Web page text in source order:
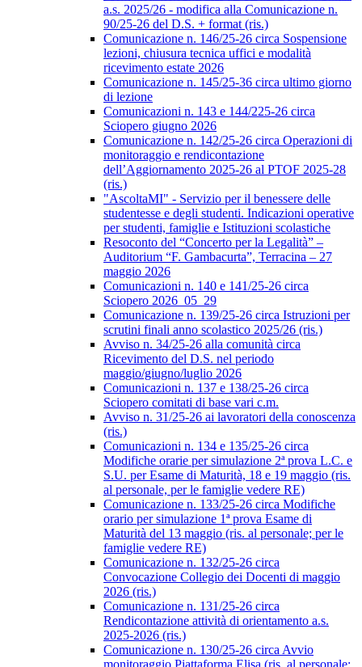
a.s. 2025/26 - modifica alla Comunicazione n.
90/25-26 del D.S. + format (ris.)
Comunicazione n. 146/25-26 circa Sospensione
lezioni, chiusura tecnica uffici e modalità
ricevimento estate 2026
Comunicazione n. 145/25-36 circa ultimo giorno
di lezione
Comunicazioni n. 143 e 144/225-26 circa
Sciopero giugno 2026
Comunicazione n. 142/25-26 circa Operazioni di
monitoraggio e rendicontazione
dell’Aggiornamento 2025-26 al PTOF 2025-28
(ris.)
"AscoltaMI" - Servizio per il benessere delle
studentesse e degli studenti. Indicazioni operative
per studenti, famiglie e Istituzioni scolastiche
Resoconto del “Concerto per la Legalità” –
Auditorium “F. Gambacurta”, Terracina – 27
maggio 2026
Comunicazioni n. 140 e 141/25-26 circa
Sciopero 2026_05_29
Comunicazione n. 139/25-26 circa Istruzioni per
scrutini finali anno scolastico 2025/26 (ris.)
Avviso n. 34/25-26 alla comunità circa
Ricevimento del D.S. nel periodo
maggio/giugno/luglio 2026
Comunicazioni n. 137 e 138/25-26 circa
Sciopero comitati di base vari c.m.
Avviso n. 31/25-26 ai lavoratori della conoscenza
(ris.)
Comunicazioni n. 134 e 135/25-26 circa
Modifiche orarie per simulazione 2ª prova L.C. e
S.U. per Esame di Maturità, 18 e 19 maggio (ris.
al personale, per le famiglie vedere RE)
Comunicazione n. 133/25-26 circa Modifiche
orario per simulazione 1ª prova Esame di
Maturità del 13 maggio (ris. al personale; per le
famiglie vedere RE)
Comunicazione n. 132/25-26 circa
Convocazione Collegio dei Docenti di maggio
2026 (ris.)
Comunicazione n. 131/25-26 circa
Rendicontazione attività di orientamento a.s.
2025-2026 (ris.)
Comunicazione n. 130/25-26 circa Avvio